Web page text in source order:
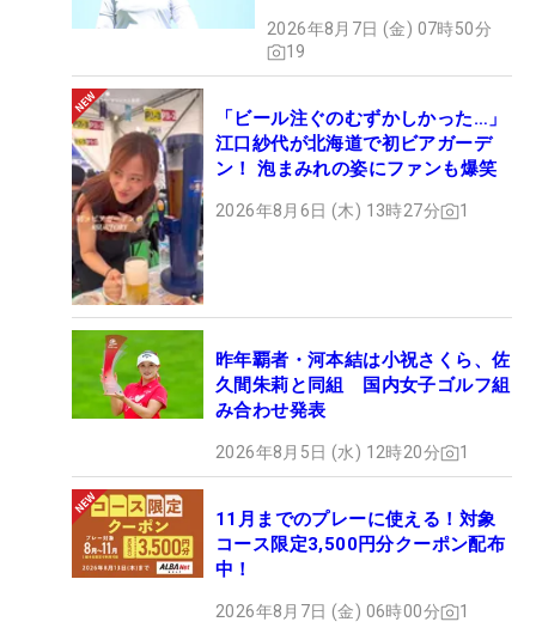
2026年8月7日 (金) 07時50分
19
「ビール注ぐのむずかしかった…」
江口紗代が北海道で初ビアガーデ
ン！ 泡まみれの姿にファンも爆笑
2026年8月6日 (木) 13時27分 1
昨年覇者・河本結は小祝さくら、佐
久間朱莉と同組 国内女子ゴルフ組
み合わせ発表
2026年8月5日 (水) 12時20分 1
11月までのプレーに使える！対象
コース限定3,500円分クーポン配布
中！
2026年8月7日 (金) 06時00分 1